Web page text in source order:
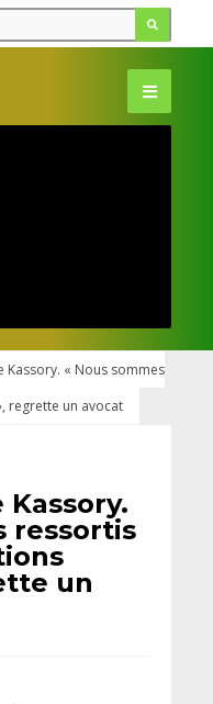
Kassory. « Nous sommes
regrette un avocat
ressortis
un